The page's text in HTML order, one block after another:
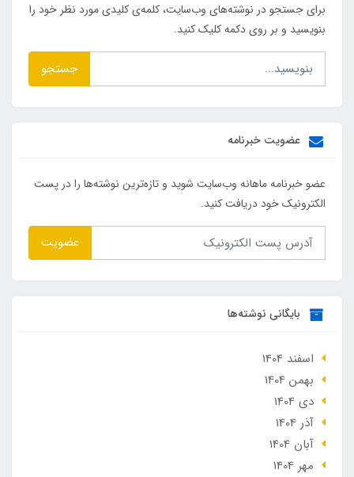
برای جستجو در نوشته‌های وب‌سایت، کلمه‌ی کلیدی مورد نظر خود را
بنویسید و بر روی دکمه کلیک کنید.
جستجو
عضویت خبرنامه
عضو خبرنامه ماهانه وب‌سایت شوید و تازه‌ترین نوشته‌ها را در پست
الکترونیک خود دریافت کنید.
عضویت
بایگانی نوشته‌ها
اسفند 1404
بهمن 1404
دی 1404
آذر 1404
آبان 1404
مهر 1404